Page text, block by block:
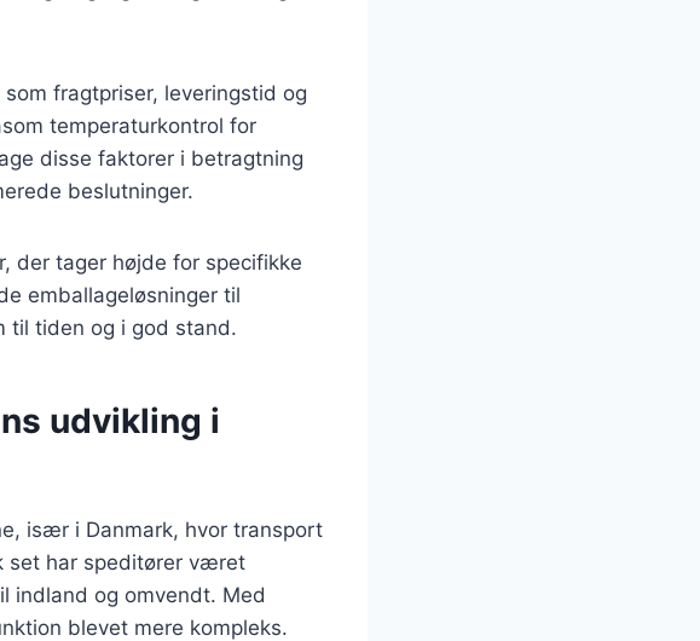
fragtpriser, leveringstid og
temperaturkontrol for
disse faktorer i betragtning
beslutninger.
der tager højde for specifikke
emballageløsninger til
til tiden og i god stand.
udvikling i
især i Danmark, hvor transport
set har speditører været
indland og omvendt. Med
blevet mere kompleks.